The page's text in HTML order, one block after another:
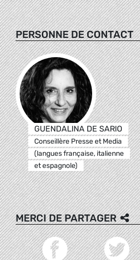
PERSONNE DE CONTACT
GUENDALINA DE SARIO
Conseillère Presse et Media
(langues française, italienne
et espagnole)
MERCI DE PARTAGER